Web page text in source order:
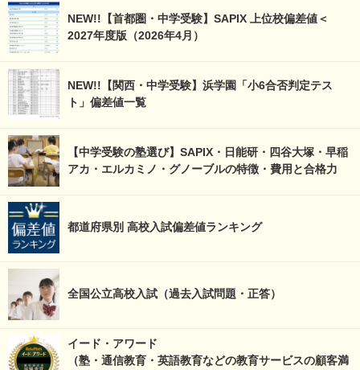
NEW!!【首都圏・中学受験】SAPIX 上位校偏差値＜
2027年度版（2026年4月）
NEW!!【関西・中学受験】浜学園「小6合否判定テス
ト」偏差値一覧
【中学受験の塾選び】SAPIX・日能研・四谷大塚・早稲
アカ・エルカミノ・グノーブルの特徴・費用と合格力
都道府県別 高校入試偏差値ランキング
全国公立高校入試（過去入試問題・正答）
イード・アワード
（塾・通信教育・英語教育などの教育サービスの顧客満